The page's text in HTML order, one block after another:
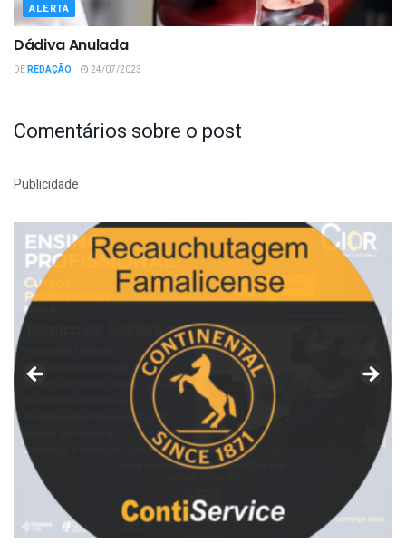
ALERTA
Dádiva Anulada
DEREDAÇÃO 24/07/2023
Comentários sobre o post
Publicidade